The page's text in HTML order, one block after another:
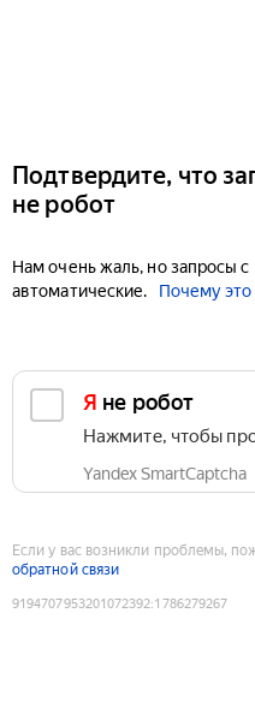
Подтвердите, что
не робот
Нам очень жаль, но запросы
автоматические.
Почему это
Я не робот
Нажмите, чтобы
Yandex SmartCaptcha
Если у вас возникли проблемы,
обратной связи
9194707953201072392:1786279267